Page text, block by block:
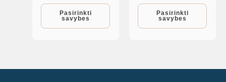
Pasirinkti
savybes
multiple
variants.
Pasirinkti
savybes
multiple
variants.